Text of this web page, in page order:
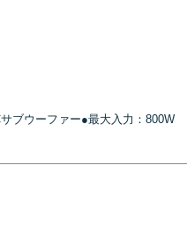
ブウーファー●最大入力：800W